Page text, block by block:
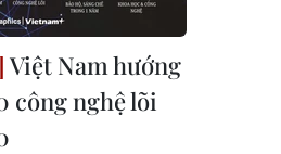
Việt Nam hướng
công nghệ lõi